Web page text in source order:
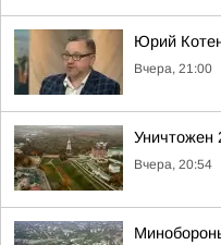
Юрий
Вчера, 21:00
Уничтожен
Вчера, 20:54